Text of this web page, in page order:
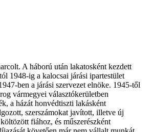
A háború után lakatosként kezdett
1948-ig a kalocsai járási ipartestület
ben a járási szervezet elnöke. 1945-től
vármegyei választókerületben
a házát honvédtiszti lakásként
szerszámokat javított, illetve új
fiához, és műszerészként